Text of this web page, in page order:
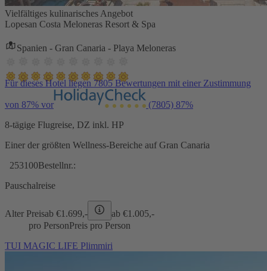
Vielfältiges kulinarisches Angebot
Lopesan Costa Meloneras Resort & Spa
Spanien - Gran Canaria - Playa Meloneras
Für dieses Hotel liegen 7805 Bewertungen mit einer Zustimmung
von 87% vor (7805) 87%
8-tägige Flugreise, DZ inkl. HP
Einer der größten Wellness-Bereiche auf Gran Canaria
253100Bestellnr.:
Pauschalreise
Alter Preisab €1.699,- ab €1.005,-
pro PersonPreis pro Person
TUI MAGIC LIFE Plimmiri